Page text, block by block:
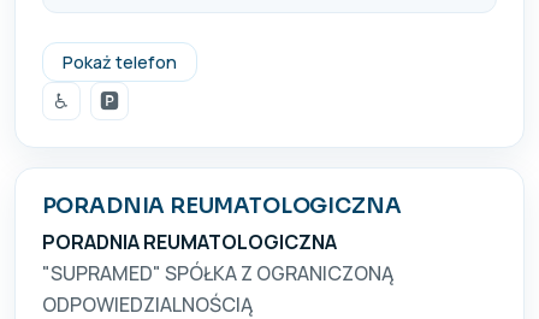
Pokaż telefon
(41) 344 73 19
♿
🅿️
PORADNIA REUMATOLOGICZNA
PORADNIA REUMATOLOGICZNA
"SUPRAMED" SPÓŁKA Z OGRANICZONĄ
ODPOWIEDZIALNOŚCIĄ